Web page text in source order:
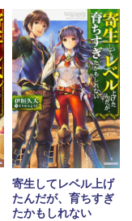
寄生してレベル上げ
たんだが、育ちすぎ
たかもしれない